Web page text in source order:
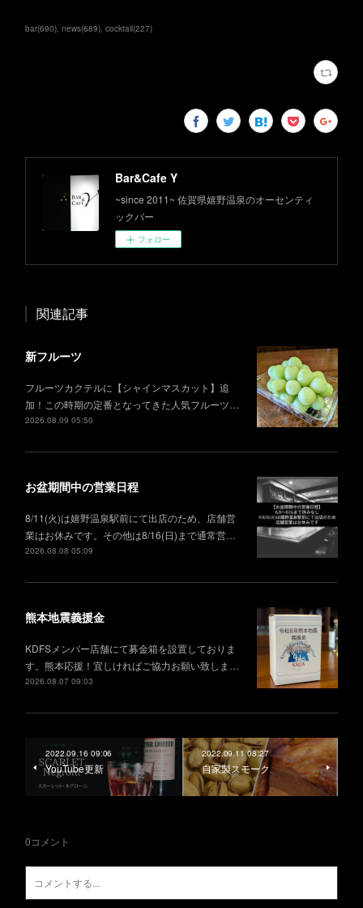
bar(690) news(689) cocktail(227)
Bar&Cafe Y
~since 2011~ 佐賀県嬉野温泉のオーセンティ
ックバー
フォロー
関連記事
新フルーツ
フルーツカクテルに【シャインマスカット】追
加！この時期の定番となってきた人気フルーツ…
2026.08.09 05:50
お盆期間中の営業日程
8/11(火)は嬉野温泉駅前にて出店のため、店舗営
業はお休みです。その他は8/16(日)まで通常営…
2026.08.08 05:09
熊本地震義援金
KDFSメンバー店舗にて募金箱を設置しておりま
す。熊本応援！宜しければご協力お願い致しま…
2026.08.07 09:03
2022.09.16 09:06
YouTube更新
2022.09.11 08:27
自家製スモーク
0コメント